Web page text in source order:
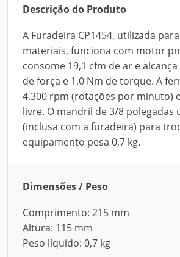
Descrição do Produto
A Furadeira CP1454, utilizada
materiais, funciona com motor
consome 19,1 cfm de ar e
de força e 1,0 Nm de torque. A
4.300 rpm (rotações por minuto)
livre. O mandril de 3/8 polegadas
(inclusa com a furadeira) para
equipamento pesa 0,7 kg.
Dimensões / Peso
Comprimento: 215 mm
Altura: 115 mm
Peso líquido: 0,7 kg